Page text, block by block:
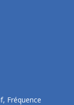
Fréquence